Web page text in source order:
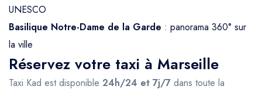
UNESCO
Basilique Notre-Dame de la Garde : panorama 360° sur
la ville
Réservez votre taxi à Marseille
Taxi Kad est disponible 24h/24 et 7j/7 dans toute la